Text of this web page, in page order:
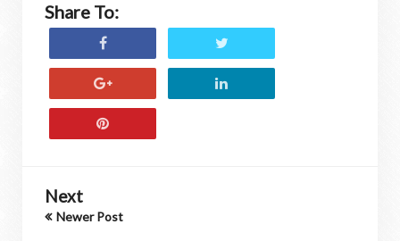
Share To:
Next
Newer Post